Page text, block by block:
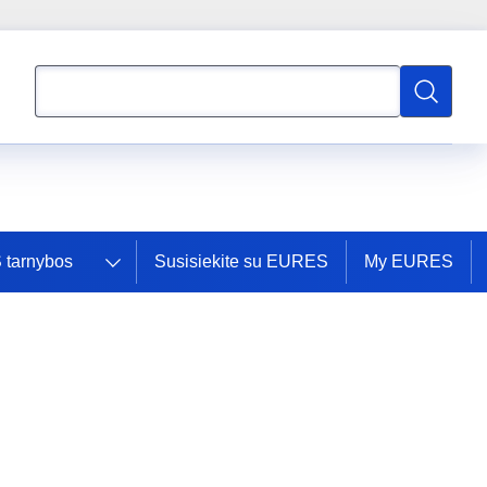
Paieška
tarnybos Susisiekite su EURES My EURES